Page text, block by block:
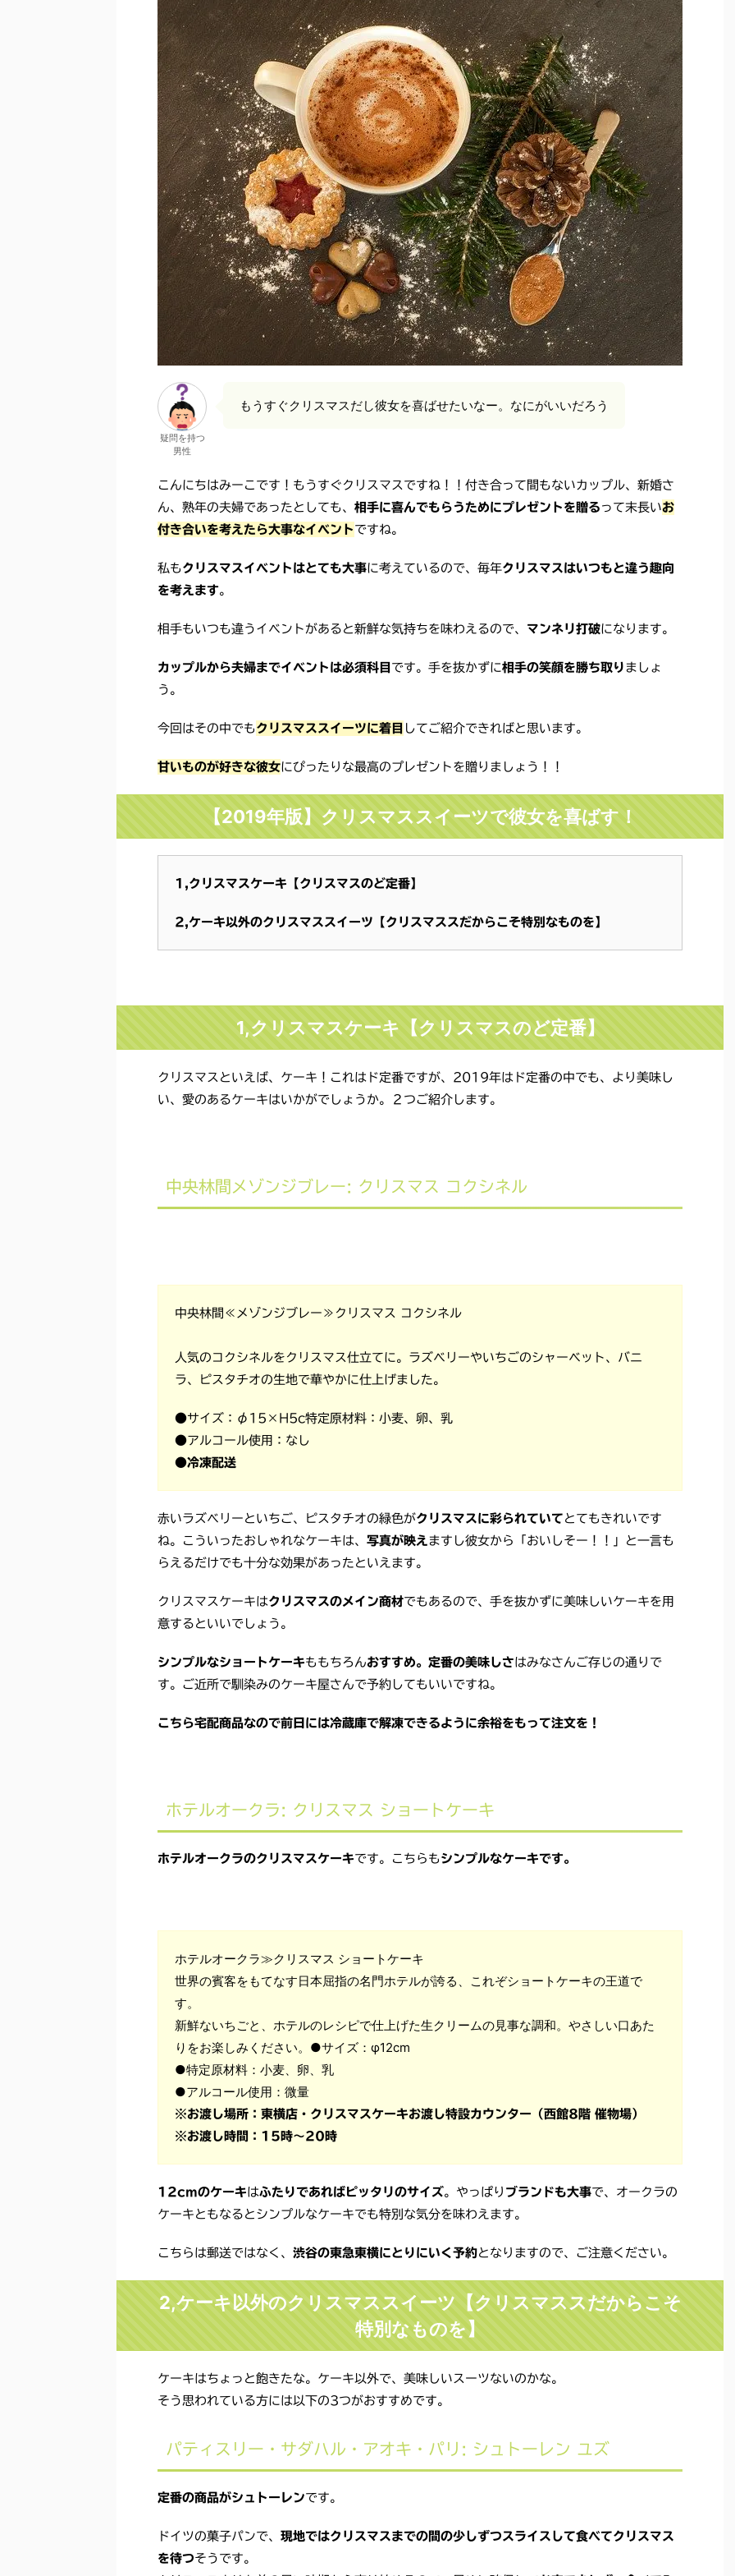
疑問を持つ
男性
もうすぐクリスマスだし彼女を喜ばせたいなー。なにがいいだろう
こんにちはみーこです！もうすぐクリスマスですね！！付き合って間もないカップル、新婚さ
ん、熟年の夫婦であったとしても、 相手に喜んでもらうためにプレゼントを贈る って末長いお
付き合いを考えたら大事なイベント ですね。
私も クリスマスイベントはとても大事に考えているので、毎年クリスマスはいつもと違う趣向
を考えます。
相手もいつも違うイベントがあると新鮮な気持ちを味わえるので、 マンネリ打破になります。
カップルから夫婦までイベントは必須科目 です。手を抜かずに相手の笑顔を勝ち取り ましょ
う。
今回はその中でも クリスマススイーツに着目 してご紹介できればと思います。
甘いものが好きな彼女にぴったりな最高のプレゼントを贈りましょう！！
【2019年版】クリスマススイーツで彼女を喜ばす！
1,クリスマスケーキ【クリスマスのど定番】
2,ケーキ以外のクリスマススイーツ【クリスマススだからこそ特別なものを】
1,クリスマスケーキ【クリスマスのど定番】
クリスマスといえば、ケーキ！これはド定番ですが、2019年はド定番の中でも、より美味し
い、愛のあるケーキはいかがでしょうか。２つご紹介します。
中央林間メゾンジブレー: クリスマス コクシネル
中央林間≪メゾンジブレー≫クリスマス コクシネル
人気のコクシネルをクリスマス仕立てに。ラズベリーやいちごのシャーベット、バニ
ラ、ピスタチオの生地で華やかに仕上げました。
●サイズ：φ15×H5c特定原材料：小麦、卵、乳
●アルコール使用：なし
●冷凍配送
赤いラズベリーといちご、ピスタチオの緑色がクリスマスに彩られていて とてもきれいです
ね。こういったおしゃれなケーキは、 写真が映えますし彼女から「おいしそー！！」と一言も
らえるだけでも十分な効果があったといえます。
クリスマスケーキはクリスマスのメイン商材でもあるので、手を抜かずに美味しいケーキを用
意するといいでしょう。
シンプルなショートケーキももちろんおすすめ。定番の美味しさはみなさんご存じの通りで
す。ご近所で馴染みのケーキ屋さんで予約してもいいですね。
こちら宅配商品なので前日には冷蔵庫で解凍できるように余裕をもって注文を！
ホテルオークラ: クリスマス ショートケーキ
ホテルオークラのクリスマスケーキです。こちらも シンプルなケーキです。
ホテルオークラ≫クリスマス ショートケーキ
世界の賓客をもてなす日本屈指の名門ホテルが誇る、これぞショートケーキの王道で
す。
新鮮ないちごと、ホテルのレシピで仕上げた生クリームの見事な調和。やさしい口あた
りをお楽しみください。●サイズ：φ12cm
●特定原材料：小麦、卵、乳
●アルコール使用：微量
※お渡し場所：東横店・クリスマスケーキお渡し特設カウンター（西館8階 催物場）
※お渡し時間：15時～20時
12cmのケーキはふたりであればピッタリのサイズ。やっぱり ブランドも大事で、オークラの
ケーキともなるとシンプルなケーキでも特別な気分を味わえます。
こちらは郵送ではなく、 渋谷の東急東横にとりにいく予約となりますので、ご注意ください。
2,ケーキ以外のクリスマススイーツ【クリスマススだからこそ
特別なものを】
ケーキはちょっと飽きたな。ケーキ以外で、美味しいスーツないのかな。
そう思われている方には以下の3つがおすすめです。
パティスリー・サダハル・アオキ・パリ: シュトーレン ユズ
定番の商品がシュトーレンです。
ドイツの菓子パンで、 現地ではクリスマスまでの間の少しずつスライスして食べてクリスマス
を待つそうです。